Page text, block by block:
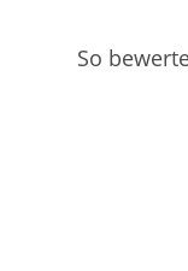
So